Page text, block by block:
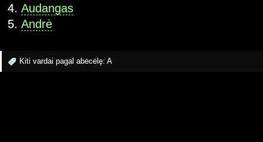
Audangas
Andrė
Kiti vardai pagal abėcėlę: A